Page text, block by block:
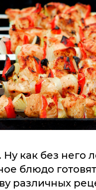
как без него
блюдо
различных